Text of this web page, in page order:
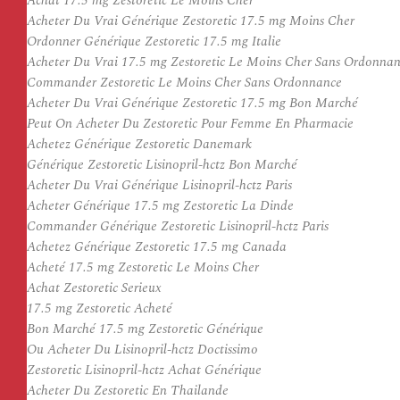
Acheter Du Vrai Générique Zestoretic 17.5 mg Moins Cher
Ordonner Générique Zestoretic 17.5 mg Italie
Acheter Du Vrai 17.5 mg Zestoretic Le Moins Cher Sans
Commander Zestoretic Le Moins Cher Sans Ordonnance
Acheter Du Vrai Générique Zestoretic 17.5 mg Bon Marché
Peut On Acheter Du Zestoretic Pour Femme En Pharmacie
Achetez Générique Zestoretic Danemark
Générique Zestoretic Lisinopril-hctz Bon Marché
Acheter Du Vrai Générique Lisinopril-hctz Paris
Acheter Générique 17.5 mg Zestoretic La Dinde
Commander Générique Zestoretic Lisinopril-hctz Paris
Achetez Générique Zestoretic 17.5 mg Canada
Acheté 17.5 mg Zestoretic Le Moins Cher
Achat Zestoretic Serieux
17.5 mg Zestoretic Acheté
Bon Marché 17.5 mg Zestoretic Générique
Ou Acheter Du Lisinopril-hctz Doctissimo
Zestoretic Lisinopril-hctz Achat Générique
Acheter Du Zestoretic En Thailande